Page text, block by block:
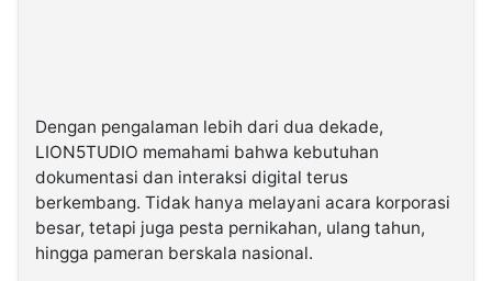
Dengan pengalaman lebih dari dua dekade,
LION5TUDIO memahami bahwa kebutuhan
dokumentasi dan interaksi digital terus
berkembang. Tidak hanya melayani acara korporasi
besar, tetapi juga pesta pernikahan, ulang tahun,
hingga pameran berskala nasional.